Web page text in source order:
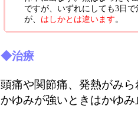
ですが、いずれにしても3日
が、 はしかとは違います。
◆治療
頭痛や関節痛、発熱がみ
かゆみが強いときはかゆ